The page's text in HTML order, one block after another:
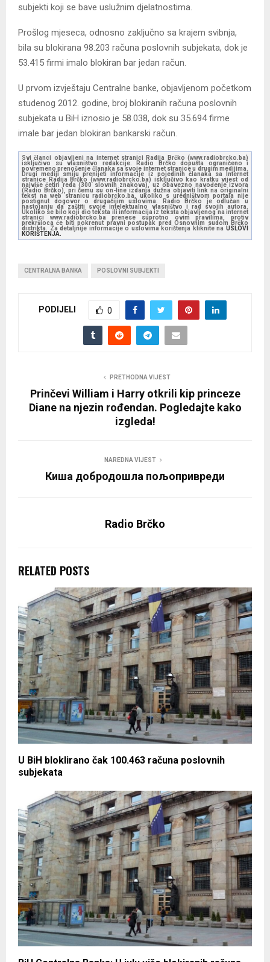
subjekti koji se bave uslužnim djelatnostima.
Prošlog mjeseca, odnosno zaključno sa krajem svibnja,
bila su blokirana 98.203 računa poslovnih subjekata, dok je
53.415 firmi imalo blokiran bar jedan račun.
U prvom izvještaju Centralne banke, objavljenom početkom
studenog 2012. godine, broj blokiranih računa poslovnih
subjekata u BiH iznosio je 58.038, dok su 35.694 firme
imale bar jedan blokiran bankarski račun.
Svi članci objavljeni na internet stranici Radija Brčko (www.radiobrcko.ba)
isključivo su vlasništvo redakcije. Radio Brčko dopušta ograničeno i
povremeno prenošenje članaka sa svoje internet stranice u drugim medijima.
Drugi mediji smiju prenijeti informacije iz pojedinih članaka sa Internet
stranice Radija Brčko (www.radiobrcko.ba) isključivo kao kratku vijest od
najviše četiri reda (300 slovnih znakova), uz obavezno navođenje izvora
(Radio Brčko), pri čemu su on-line izdanja dužna objaviti link na originalni
tekst na web stranicu radiobrcko.ba, ukoliko s uredništvom portala nije
postignut dogovor o drugačijim uslovima. Radio Brčko je odlučan u
nastojanju da zaštiti svoje intelektualno vlasništvo i rad svojih autora.
Ukoliko se bilo koji dio teksta ili informacija iz teksta objavljenog na internet
stranici www.radiobrcko.ba prenese suprotno ovim pravilima, protiv
prekršioca će biti pokrenut pravni postupak pred Osnovnim sudom Brčko
distrikta. Za detaljnije informacije o uslovima korištenja kliknite na USLOVI
KORIŠTENJA.
CENTRALNA BANKA POSLOVNI SUBJEKTI
PODIJELI 0
PRETHODNA VIJEST
Prinčevi William i Harry otkrili kip princeze
Diane na njezin rođendan. Pogledajte kako
izgleda!
NAREDNA VIJEST
Киша добродошла пољопривреди
Radio Brčko
RELATED POSTS
U BiH bloklirano čak 100.463 računa poslovnih
subjekata